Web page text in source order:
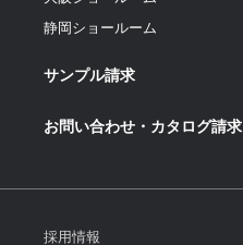
静岡ショールーム
サンプル請求
お問い合わせ・カタログ請求
採用情報